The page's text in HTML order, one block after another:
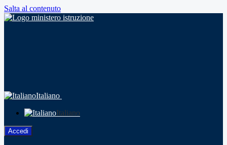
Salta al contenuto
Italiano
Italiano
Accedi